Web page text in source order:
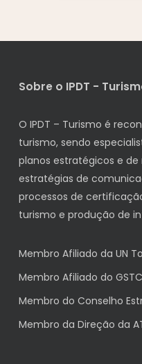
Sobre o IPDT -
O IPDT – Turismo é
turismo, sendo
planos estratégicos e
estratégias de
processos de
turismo e produção de
Membro Afiliado da UN
Membro Afiliado do GSTC
Membro do Conselho
Membro da Direção da